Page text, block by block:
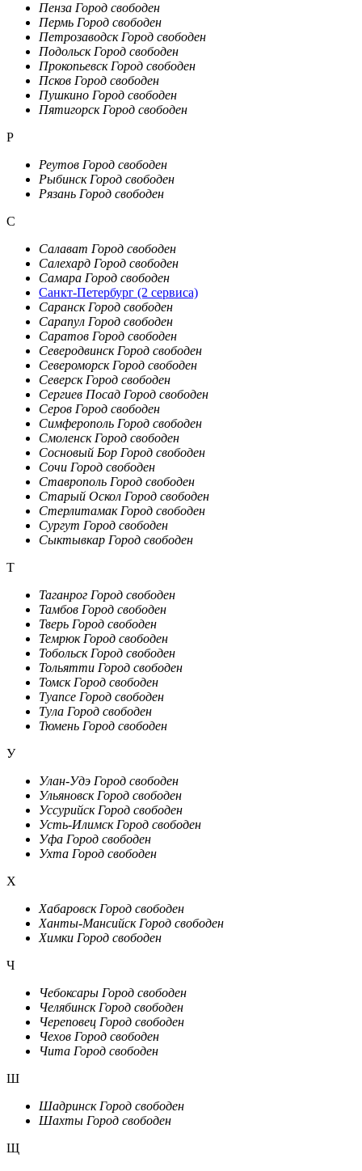
Пенза Город свободен
Пермь Город свободен
Петрозаводск Город свободен
Подольск Город свободен
Прокопьевск Город свободен
Псков Город свободен
Пушкино Город свободен
Пятигорск Город свободен
Р
Реутов Город свободен
Рыбинск Город свободен
Рязань Город свободен
С
Салават Город свободен
Салехард Город свободен
Самара Город свободен
Санкт-Петербург (2 сервиса)
Саранск Город свободен
Сарапул Город свободен
Саратов Город свободен
Северодвинск Город свободен
Североморск Город свободен
Северск Город свободен
Сергиев Посад Город свободен
Серов Город свободен
Симферополь Город свободен
Смоленск Город свободен
Сосновый Бор Город свободен
Сочи Город свободен
Ставрополь Город свободен
Старый Оскол Город свободен
Стерлитамак Город свободен
Сургут Город свободен
Сыктывкар Город свободен
Т
Таганрог Город свободен
Тамбов Город свободен
Тверь Город свободен
Темрюк Город свободен
Тобольск Город свободен
Тольятти Город свободен
Томск Город свободен
Туапсе Город свободен
Тула Город свободен
Тюмень Город свободен
У
Улан-Удэ Город свободен
Ульяновск Город свободен
Уссурийск Город свободен
Усть-Илимск Город свободен
Уфа Город свободен
Ухта Город свободен
Х
Хабаровск Город свободен
Ханты-Мансийск Город свободен
Химки Город свободен
Ч
Чебоксары Город свободен
Челябинск Город свободен
Череповец Город свободен
Чехов Город свободен
Чита Город свободен
Ш
Шадринск Город свободен
Шахты Город свободен
Щ